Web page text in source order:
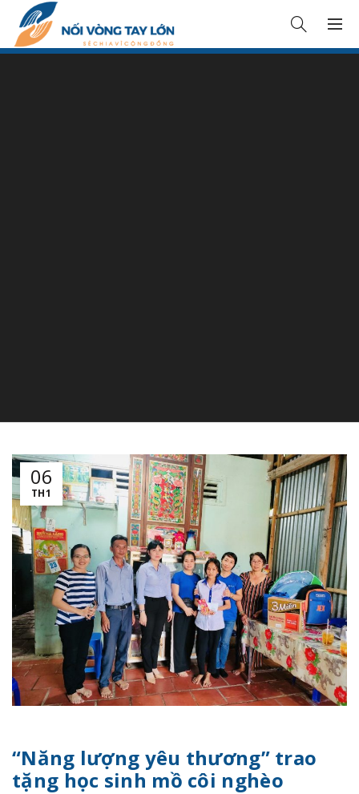
06
TH1
“Năng lượng yêu thương” trao
tặng học sinh mồ côi nghèo